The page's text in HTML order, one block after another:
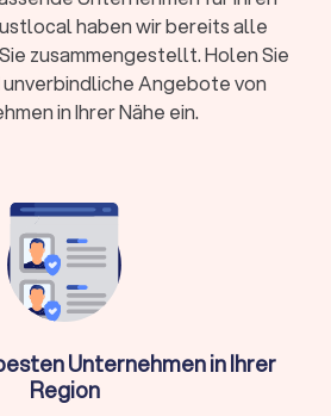
Kontakt oder flexible
Kanzleien bieten 15-20
an
überhaupt einen
ein Steuerberater zwingend
Arbeitnehmer-Steuererklärungen
oft die Software ELSTER oder
Ein Steuerberater lohnt sich
haben wir bereits alle
zusammengestellt. Holen Sie
Angebote von
in Ihrer Nähe ein.
Unternehmen in Ihrer
Region